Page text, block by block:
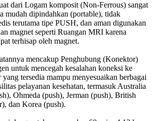
dari Logam komposit (Non-Ferrous) sangat
mudah dipindahkan (portable), tidak
terutama tipe PUSH, dan aman digunakan
magnet seperti Ruangan MRI karena
terhisap oleh magnet.
mencakup Penghubung (Konektor)
untuk mencegah kesalahan koneksi ke
tersedia mampu menyesuaikan berbagai
pelayanan kesehatan, termasuk Australia
Ohmeda (push), Jerman (push), British
dan Korea (push).